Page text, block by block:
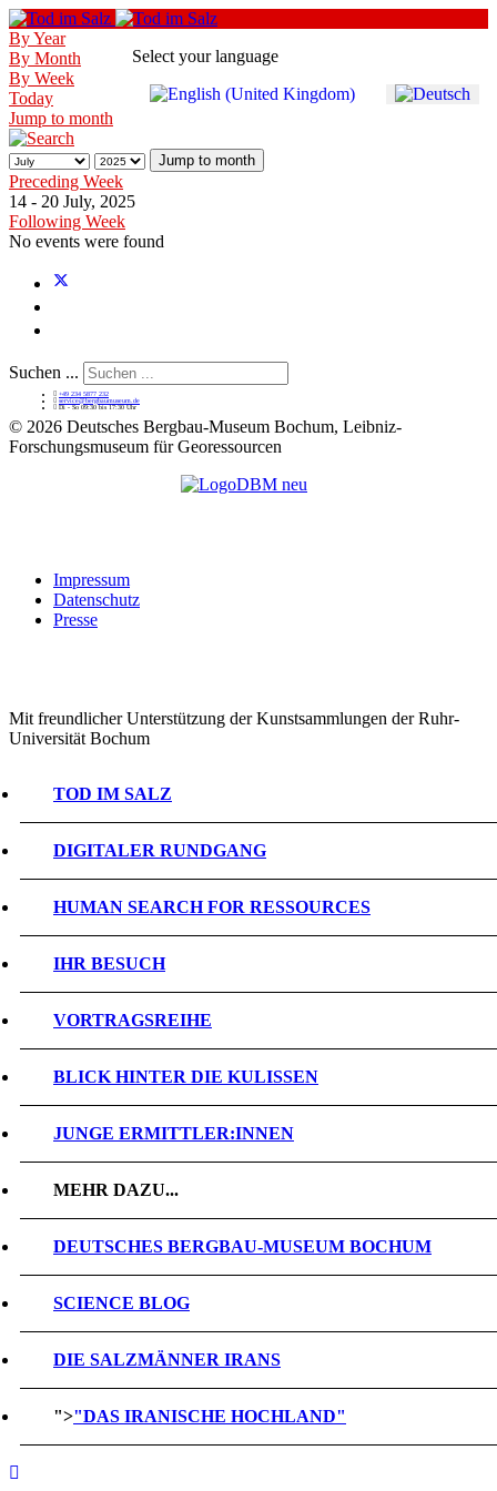
Select your language
By Year
By Month
By Week
Today
Jump to month
Jump to month
Preceding Week
14 - 20 July, 2025
Following Week
No events were found
Suchen ...
+49 234 5877 232
service@bergbaumuseum.de
Di - So 09:30 bis 17:30 Uhr
© 2026 Deutsches Bergbau-Museum Bochum, Leibniz-
Forschungsmuseum für Georessourcen
Impressum
Datenschutz
Presse
Mit freundlicher Unterstützung der Kunstsammlungen der Ruhr-
Universität Bochum
TOD IM SALZ
DIGITALER RUNDGANG
HUMAN SEARCH FOR RESSOURCES
IHR BESUCH
VORTRAGSREIHE
BLICK HINTER DIE KULISSEN
JUNGE ERMITTLER:INNEN
MEHR DAZU...
DEUTSCHES BERGBAU-MUSEUM BOCHUM
SCIENCE BLOG
DIE SALZMÄNNER IRANS
">"DAS IRANISCHE HOCHLAND"